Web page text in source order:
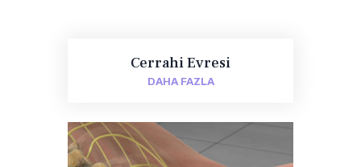
Cerrahi Evresi
DAHA FAZLA